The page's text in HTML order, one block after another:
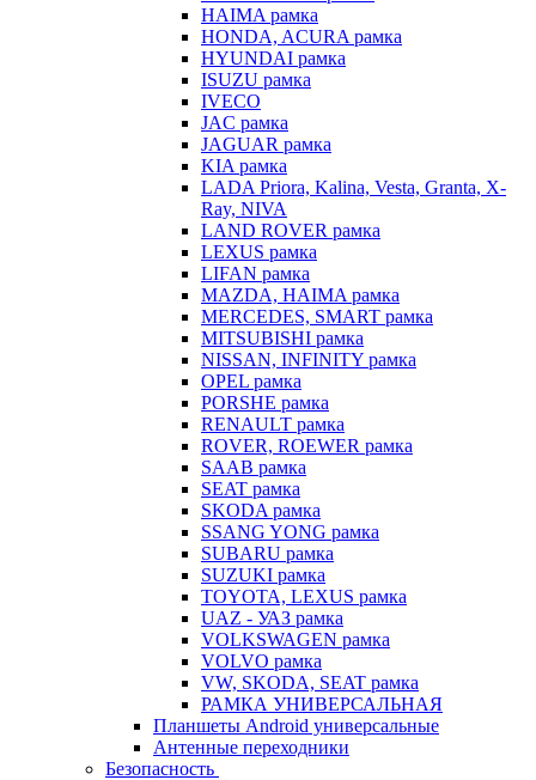
HAIMA рамка
HONDA, ACURA рамка
HYUNDAI рамка
ISUZU рамка
IVECO
JAC рамка
JAGUAR рамка
KIA рамка
LADA Priora, Kalina, Vesta, Granta, X-
Ray, NIVA
LAND ROVER рамка
LEXUS рамка
LIFAN рамка
MAZDA, HAIMA рамка
MERCEDES, SMART рамка
MITSUBISHI рамка
NISSAN, INFINITY рамка
OPEL рамка
PORSHE рамка
RENAULT рамка
ROVER, ROEWER рамка
SAAB рамка
SEAT рамка
SKODA рамка
SSANG YONG рамка
SUBARU рамка
SUZUKI рамка
TOYOTA, LEXUS рамка
UAZ - УАЗ рамка
VOLKSWAGEN рамка
VOLVO рамка
VW, SKODA, SEAT рамка
РАМКА УНИВЕРСАЛЬНАЯ
Планшеты Android универсальные
Антенные переходники
Безопасность